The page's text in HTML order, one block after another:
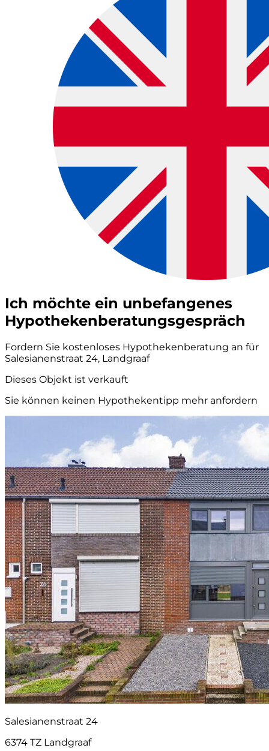
Ich möchte ein unbefangenes
Hypothekenberatungsgespräch
Fordern Sie kostenloses Hypothekenberatung an für
Salesianenstraat 24, Landgraaf
Dieses Objekt ist verkauft
Sie können keinen Hypothekentipp mehr anfordern
Salesianenstraat 24
6374 TZ Landgraaf